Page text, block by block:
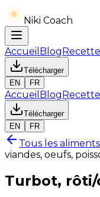
Niki Coach
Accueil Blog
Télécharger
EN
FR
Accueil Blog
Télécharger
EN
FR
Tous les aliments
viandes, oeufs,
Turbot,